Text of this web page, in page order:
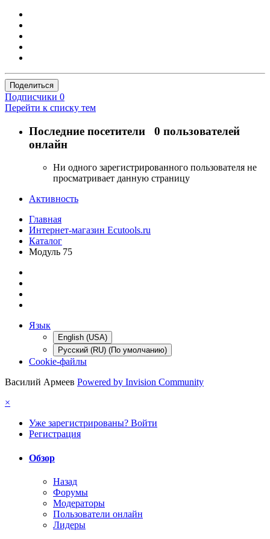
Поделиться
Подписчики 0
Перейти к списку тем
Последние посетители 0 пользователей
онлайн
Ни одного зарегистрированного пользователя не
просматривает данную страницу
Активность
Главная
Интернет-магазин Ecutools.ru
Каталог
Модуль 75
Язык
English (USA)
Русский (RU) (По умолчанию)
Cookie-файлы
Василий Армеев Powered by Invision Community
×
Уже зарегистрированы? Войти
Регистрация
Обзор
Назад
Форумы
Модераторы
Пользователи онлайн
Лидеры